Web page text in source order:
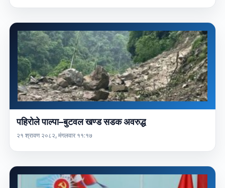
पहिरोले पाल्पा–बुटवल खण्ड सडक अवरुद्ध
२१ श्रावण २०८२, मंगलवार ११:१७